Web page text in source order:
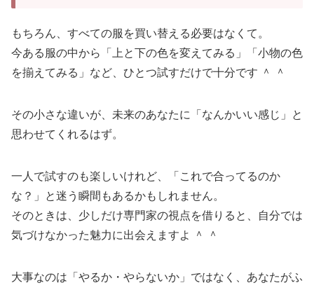
もちろん、すべての服を買い替える必要はなくて。
今ある服の中から「上と下の色を変えてみる」「小物の色
を揃えてみる」など、ひとつ試すだけで十分です ＾ ＾
その小さな違いが、未来のあなたに「なんかいい感じ」と
思わせてくれるはず。
一人で試すのも楽しいけれど、「これで合ってるのか
な？」と迷う瞬間もあるかもしれません。
そのときは、少しだけ専門家の視点を借りると、自分では
気づけなかった魅力に出会えますよ ＾ ＾
大事なのは「やるか・やらないか」ではなく、あなたがふ